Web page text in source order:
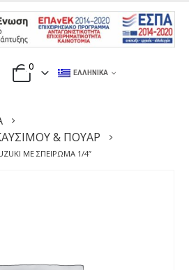
0
ΕΛΛΗΝΙΚΆ
& ΠΟΥΑΡ
ΜΕ ΣΠΕΊΡΩΜΑ 1/4”